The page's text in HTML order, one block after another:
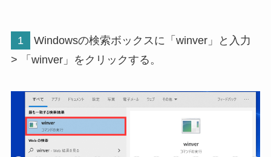
1
Windowsの検索ボックスに「winver」と入力
> 「winver」をクリックする。